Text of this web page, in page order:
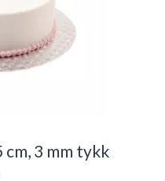
3 mm tykk